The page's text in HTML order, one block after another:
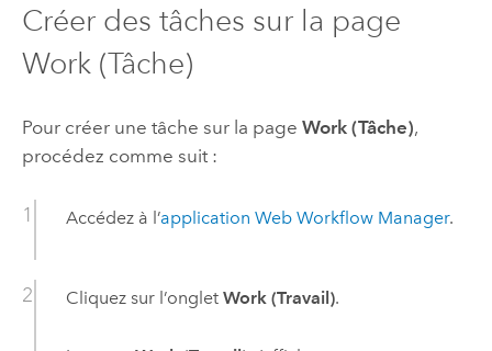
Créer des tâches sur la page
Work (Tâche)
Pour créer une tâche sur la page Work (Tâche),
procédez comme suit :
Accédez à l’application Web Workflow Manager.
Cliquez sur l’onglet Work (Travail).